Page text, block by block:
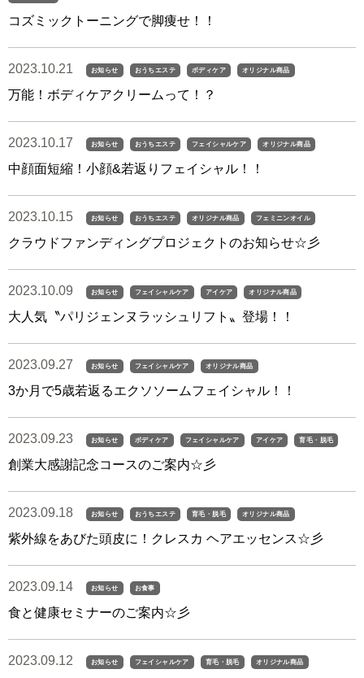
コズミックトーニングで脚痩せ！！
2023.10.21 お知らせ おうちエステ ボディケア オリジナル商品
万能！ボディケアクリームって！？
2023.10.17 お知らせ おうちエステ フェイシャルケア オリジナル商品
中顔面短縮！小顔&若返りフェイシャル！！
2023.10.15 お知らせ おうちエステ オリジナル商品 フェミニンオイル
クラウドファンディングプロジェクトのお知らせ☆彡
2023.10.09 お知らせ フェイシャルケア アイケア オリジナル商品
大人気〝パリジェンヌラッシュリフト〟登場！！
2023.09.27 お知らせ フェイシャルケア オリジナル商品
3か月で5歳若返るエクソソームフェイシャル！！
2023.09.23 お知らせ ボディケア フェイシャルケア アイケア 育毛・脱毛
創業大感謝記念コースのご案内☆彡
2023.09.18 お知らせ おうちエステ 育毛・脱毛 オリジナル商品
紫外線をあびた頭皮に！クレスカ ヘアエッセンス☆彡
2023.09.14 お知らせ お食事
食と健康セミナーのご案内☆彡
2023.09.12 お知らせ フェイシャルケア 育毛・脱毛 オリジナル商品